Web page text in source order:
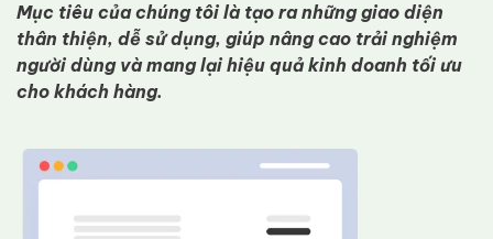
Mục tiêu của chúng tôi là tạo ra những giao diện
thân thiện, dễ sử dụng, giúp nâng cao trải nghiệm
người dùng và mang lại hiệu quả kinh doanh tối ưu
cho khách hàng.